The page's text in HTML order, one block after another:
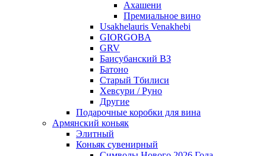
Ахашени
Премиальное вино
Usakhelauris Venakhebi
GIORGOBA
GRV
Баисубанский ВЗ
Батоно
Старый Тбилиси
Хевсури / Руно
Другие
Подарочные коробки для вина
Армянский коньяк
Элитный
Коньяк сувенирный